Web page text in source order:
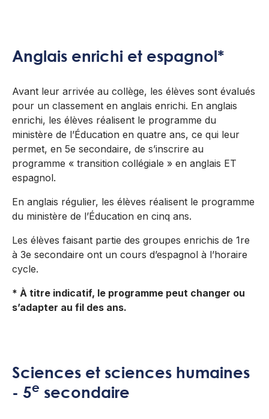
Anglais enrichi et espagnol*
Avant leur arrivée au collège, les élèves sont évalués
pour un classement en anglais enrichi. En anglais
enrichi, les élèves réalisent le programme du
ministère de l’Éducation en quatre ans, ce qui leur
permet, en 5e secondaire, de s’inscrire au
programme « transition collégiale » en anglais ET
espagnol.
En anglais régulier, les élèves réalisent le programme
du ministère de l’Éducation en cinq ans.
Les élèves faisant partie des groupes enrichis de 1re
à 3e secondaire ont un cours d’espagnol à l’horaire
cycle.
* À titre indicatif, le programme peut changer ou
s’adapter au fil des ans.
Sciences et sciences humaines
- 5e secondaire